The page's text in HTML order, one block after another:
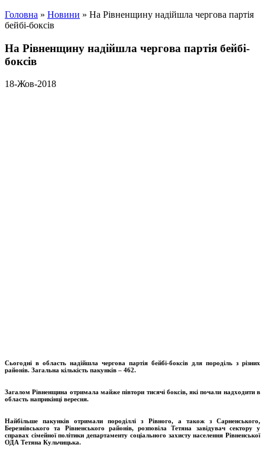
Головна » Новини » На Рівненщину надійшла чергова партія
бейбі-боксів
На Рівненщину надійшла чергова партія бейбі-
боксів
18-Жов-2018
Сьогодні в область надійшла чергова партія бейбі-боксів для породіль з різних
районів. Загальна кількість пакунків – 462.
Загалом Рівненщина отримала майже півтори тисячі боксів, які почали надходити в
область наприкінці вересня.
Найбільше пакунків отримали породіллі з Рівного, а також з Сарненського,
Березнівського та Рівненського районів, розповіла Тетяна
завідувач сектору у
справах сімейної політики департаменту соціального захисту населення Рівненської
ОДА Тетяна Кульчицька.